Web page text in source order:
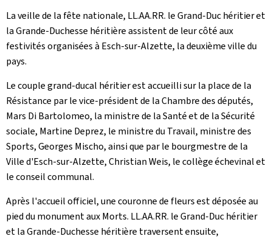
La veille de la fête nationale, LL.AA.RR. le Grand-Duc héritier et
la Grande-Duchesse héritière assistent de leur côté aux
festivités organisées à Esch-sur-Alzette, la deuxième ville du
pays.
Le couple grand-ducal héritier est accueilli sur la place de la
Résistance par le vice-président de la Chambre des députés,
Mars Di Bartolomeo, la ministre de la Santé et de la Sécurité
sociale, Martine Deprez, le ministre du Travail, ministre des
Sports, Georges Mischo, ainsi que par le bourgmestre de la
Ville d'Esch-sur-Alzette, Christian Weis, le collège échevinal et
le conseil communal.
Après l'accueil officiel, une couronne de fleurs est déposée au
pied du monument aux Morts. LL.AA.RR. le Grand-Duc héritier
et la Grande-Duchesse héritière traversent ensuite,